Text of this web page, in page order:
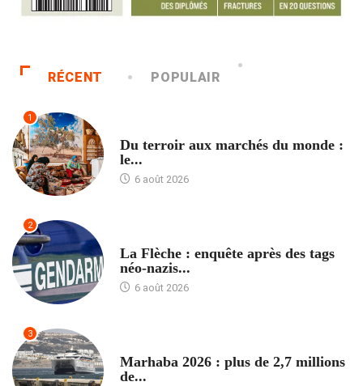
RÉCENT POPULAIR
1
Du terroir aux marchés du monde :
le...
6 août 2026
2
La Flèche : enquête après des tags
néo-nazis...
6 août 2026
3
Marhaba 2026 : plus de 2,7 millions
de...